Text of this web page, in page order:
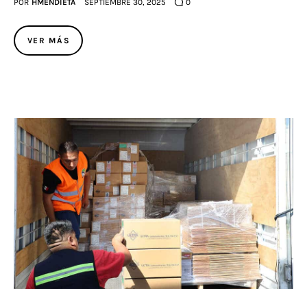
POR HMENDIETA SEPTIEMBRE 30, 2025 0
VER MÁS